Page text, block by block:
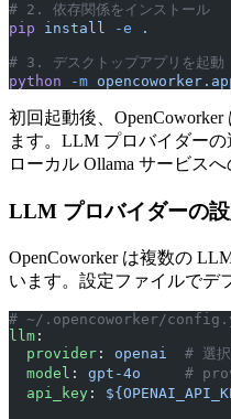
# 2. 依存関係をインストール
pip install -e .
# 3. デスクトップアプリを起動
python -m
初回起動後、
ます。LLM プロバイダー
ローカル Ollama サービス
LLM プロバイダーの
OpenCoworker は複数の
います。設定ファイルでデ
# ~/.opencoworker/
llm :
  provider
: openai
# 選
  model
: gpt-4o
#
  api_key
: